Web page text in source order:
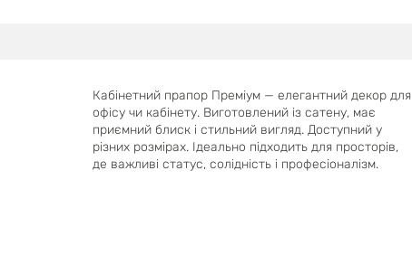
Кабінетний прапор Преміум — елегантний декор для
офісу чи кабінету. Виготовлений із сатену, має
приємний блиск і стильний вигляд. Доступний у
різних розмірах. Ідеально підходить для просторів,
де важливі статус, солідність і професіоналізм.